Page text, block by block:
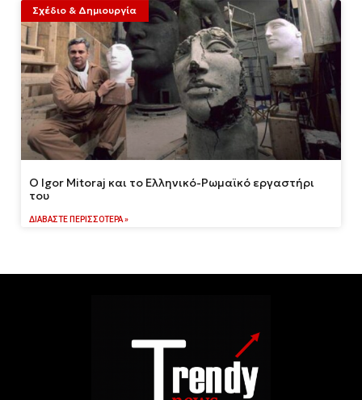
Σχέδιο & Δημιουργία
Ο Igor Mitoraj και το Ελληνικό-Ρωμαϊκό εργαστήρι
του
ΔΙΑΒΆΣΤΕ ΠΕΡΙΣΣΌΤΕΡΑ »